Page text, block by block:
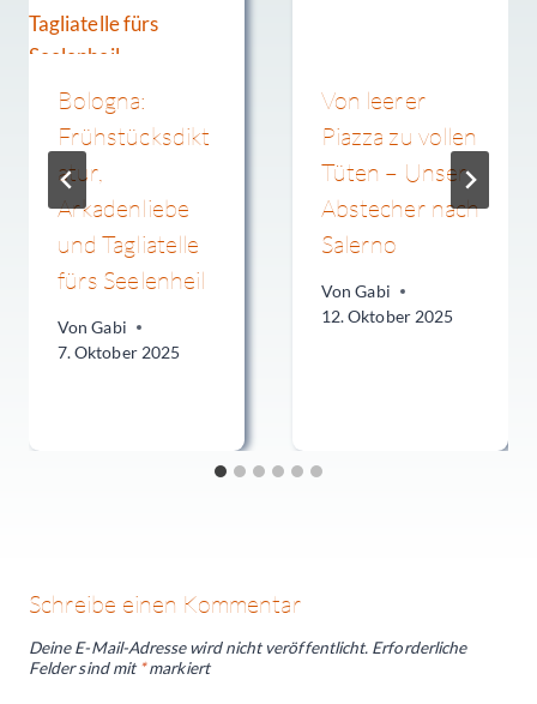
Bologna:
Frühstücksdikt
atur,
Arkadenliebe
und Tagliatelle
fürs Seelenheil
Von Gabi
7. Oktober 2025
Von leerer
Piazza zu vollen
Tüten – Unser
Abstecher nach
Salerno
Von Gabi
12. Oktober 2025
Schreibe einen Kommentar
Deine E-Mail-Adresse wird nicht veröffentlicht. Erforderliche
Felder sind mit*markiert